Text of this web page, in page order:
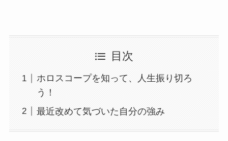
目次
ホロスコープを知って、人生振り切ろ
う！
最近改めて気づいた自分の強み